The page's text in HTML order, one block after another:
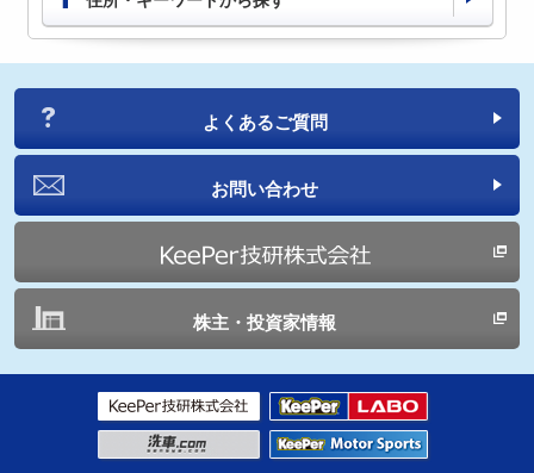
よくあるご質問
お問い合わせ
株主・投資家情報